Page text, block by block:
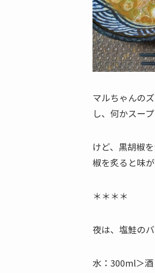
マルちゃんの
し、何かスー
けど、黒胡椒
椒を炙ると味
＊＊＊＊
夜は、塩鮭の
水：300ml＞